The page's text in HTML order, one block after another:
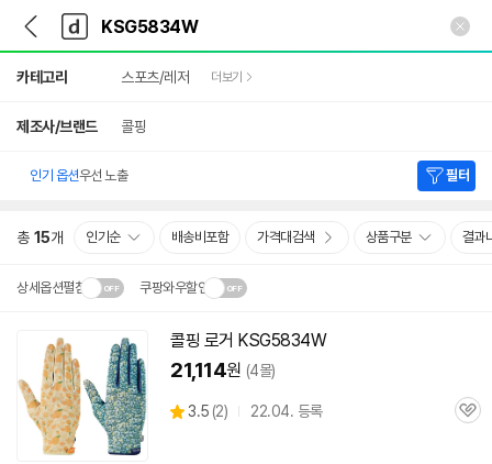
다
나
와
가
기
다
와
메
인
카테고리 스포츠/레저 더보기
제조사/브랜드 콜핑
인기 옵션우선 노출 필터
총 15개 인기순 배송비포함 가격대검색 상품구분 결과
상세옵션펼침 쿠팡와우할인
설치 환경·지역에 따라
배송·설치비가 달라집니다.
기
콜핑 로거 KSG5834W
21,114원 (4몰)
별
3.5 (상
2) 22.04. 등록
관